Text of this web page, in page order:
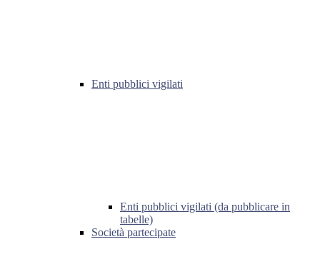
Enti pubblici vigilati
Enti pubblici vigilati (da pubblicare in
tabelle)
Società partecipate